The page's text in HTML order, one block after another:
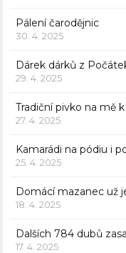
Pálení čarodějnic
30. 4. 2025
Dárek dárků z
29. 4. 2025
Tradiční pivko na mě
27. 4. 2025
Kamarádi na pódiu i
25. 4. 2025
Domácí mazanec už
18. 4. 2025
Dalších 784 dubů
17. 4. 2025